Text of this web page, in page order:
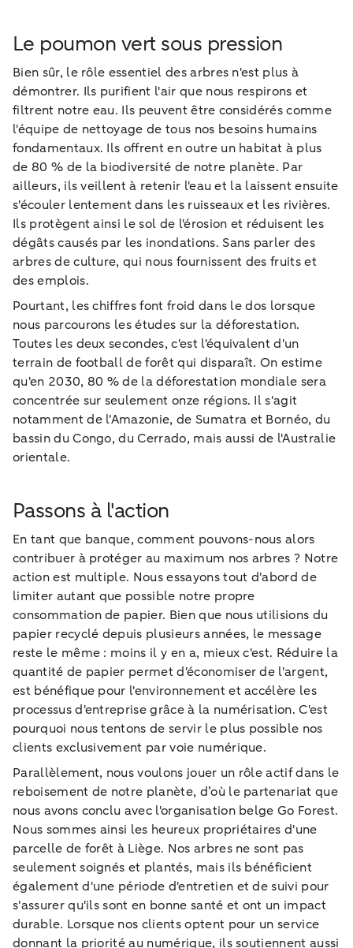
Le poumon vert sous pression
Bien sûr, le rôle essentiel des arbres n'est plus à
démontrer. Ils purifient l'air que nous respirons et
filtrent notre eau. Ils peuvent être considérés comme
l'équipe de nettoyage de tous nos besoins humains
fondamentaux. Ils offrent en outre un habitat à plus
de 80 % de la biodiversité de notre planète. Par
ailleurs, ils veillent à retenir l'eau et la laissent ensuite
s'écouler lentement dans les ruisseaux et les rivières.
Ils protègent ainsi le sol de l'érosion et réduisent les
dégâts causés par les inondations. Sans parler des
arbres de culture, qui nous fournissent des fruits et
des emplois.
Pourtant, les chiffres font froid dans le dos lorsque
nous parcourons les études sur la déforestation.
Toutes les deux secondes, c'est l'équivalent d'un
terrain de football de forêt qui disparaît. On estime
qu'en 2030, 80 % de la déforestation mondiale sera
concentrée sur seulement onze régions. Il s'agit
notamment de l'Amazonie, de Sumatra et Bornéo, du
bassin du Congo, du Cerrado, mais aussi de l'Australie
orientale.
Passons à l'action
En tant que banque, comment pouvons-nous alors
contribuer à protéger au maximum nos arbres ? Notre
action est multiple. Nous essayons tout d'abord de
limiter autant que possible notre propre
consommation de papier. Bien que nous utilisions du
papier recyclé depuis plusieurs années, le message
reste le même : moins il y en a, mieux c'est. Réduire la
quantité de papier permet d'économiser de l'argent,
est bénéfique pour l'environnement et accélère les
processus d'entreprise grâce à la numérisation. C'est
pourquoi nous tentons de servir le plus possible nos
clients exclusivement par voie numérique.
Parallèlement, nous voulons jouer un rôle actif dans le
reboisement de notre planète, d’où le partenariat que
nous avons conclu avec l'organisation belge Go Forest.
Nous sommes ainsi les heureux propriétaires d'une
parcelle de forêt à Liège. Nos arbres ne sont pas
seulement soignés et plantés, mais ils bénéficient
également d'une période d'entretien et de suivi pour
s'assurer qu'ils sont en bonne santé et ont un impact
durable. Lorsque nos clients optent pour un service
donnant la priorité au numérique, ils soutiennent aussi